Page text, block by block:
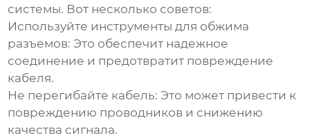
системы. Вот несколько советов:
Используйте инструменты для обжима
разъемов: Это обеспечит надежное
соединение и предотвратит повреждение
кабеля.
Не перегибайте кабель: Это может привести к
повреждению проводников и снижению
качества сигнала.